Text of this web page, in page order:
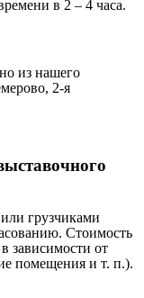
в 2 – 4 часа.
из нашего
2-я
грузчиками
Стоимость
зависимости от
помещения и т. п.).